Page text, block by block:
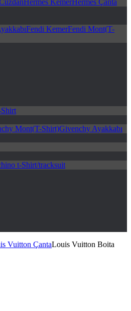
Hermes KemerHermes Çanta
Fendi KemerFendi Mont(T-
Mont(T-Shirt)Givenchy Ayakkabı
t-Shirt/tracksuit
Vuitton ÇantaLouis Vuitton Boita